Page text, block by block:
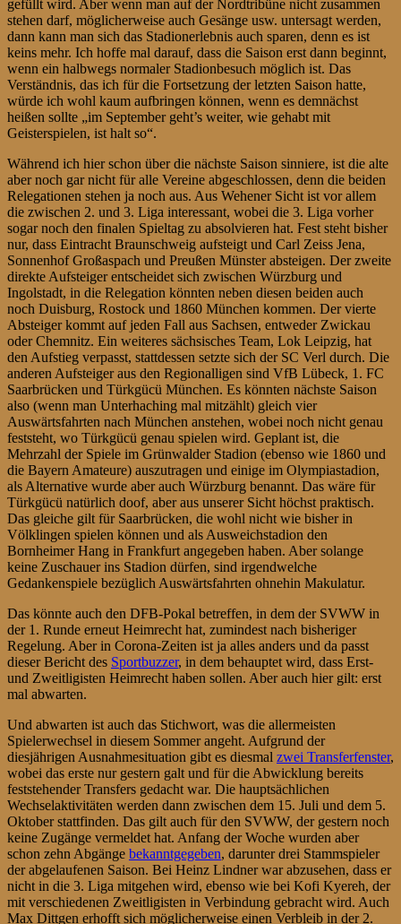
gefüllt wird. Aber wenn man auf der Nordtribüne nicht zusammen
stehen darf, möglicherweise auch Gesänge usw. untersagt werden,
dann kann man sich das Stadionerlebnis auch sparen, denn es ist
keins mehr. Ich hoffe mal darauf, dass die Saison erst dann beginnt,
wenn ein halbwegs normaler Stadionbesuch möglich ist. Das
Verständnis, das ich für die Fortsetzung der letzten Saison hatte,
würde ich wohl kaum aufbringen können, wenn es demnächst
heißen sollte „im September geht’s weiter, wie gehabt mit
Geisterspielen, ist halt so“.
Während ich hier schon über die nächste Saison sinniere, ist die alte
aber noch gar nicht für alle Vereine abgeschlossen, denn die beiden
Relegationen stehen ja noch aus. Aus Wehener Sicht ist vor allem
die zwischen 2. und 3. Liga interessant, wobei die 3. Liga vorher
sogar noch den finalen Spieltag zu absolvieren hat. Fest steht bisher
nur, dass Eintracht Braunschweig aufsteigt und Carl Zeiss Jena,
Sonnenhof Großaspach und Preußen Münster absteigen. Der zweite
direkte Aufsteiger entscheidet sich zwischen Würzburg und
Ingolstadt, in die Relegation könnten neben diesen beiden auch
noch Duisburg, Rostock und 1860 München kommen. Der vierte
Absteiger kommt auf jeden Fall aus Sachsen, entweder Zwickau
oder Chemnitz. Ein weiteres sächsisches Team, Lok Leipzig, hat
den Aufstieg verpasst, stattdessen setzte sich der SC Verl durch. Die
anderen Aufsteiger aus den Regionalligen sind VfB Lübeck, 1. FC
Saarbrücken und Türkgücü München. Es könnten nächste Saison
also (wenn man Unterhaching mal mitzählt) gleich vier
Auswärtsfahrten nach München anstehen, wobei noch nicht genau
feststeht, wo Türkgücü genau spielen wird. Geplant ist, die
Mehrzahl der Spiele im Grünwalder Stadion (ebenso wie 1860 und
die Bayern Amateure) auszutragen und einige im Olympiastadion,
als Alternative wurde aber auch Würzburg benannt. Das wäre für
Türkgücü natürlich doof, aber aus unserer Sicht höchst praktisch.
Das gleiche gilt für Saarbrücken, die wohl nicht wie bisher in
Völklingen spielen können und als Ausweichstadion den
Bornheimer Hang in Frankfurt angegeben haben. Aber solange
keine Zuschauer ins Stadion dürfen, sind irgendwelche
Gedankenspiele bezüglich Auswärtsfahrten ohnehin Makulatur.
Das könnte auch den DFB-Pokal betreffen, in dem der SVWW in
der 1. Runde erneut Heimrecht hat, zumindest nach bisheriger
Regelung. Aber in Corona-Zeiten ist ja alles anders und da passt
dieser Bericht des Sportbuzzer, in dem behauptet wird, dass Erst-
und Zweitligisten Heimrecht haben sollen. Aber auch hier gilt: erst
mal abwarten.
Und abwarten ist auch das Stichwort, was die allermeisten
Spielerwechsel in diesem Sommer angeht. Aufgrund der
diesjährigen Ausnahmesituation gibt es diesmal zwei Transferfenster,
wobei das erste nur gestern galt und für die Abwicklung bereits
feststehender Transfers gedacht war. Die hauptsächlichen
Wechselaktivitäten werden dann zwischen dem 15. Juli und dem 5.
Oktober stattfinden. Das gilt auch für den SVWW, der gestern noch
keine Zugänge vermeldet hat. Anfang der Woche wurden aber
schon zehn Abgänge bekanntgegeben, darunter drei Stammspieler
der abgelaufenen Saison. Bei Heinz Lindner war abzusehen, dass er
nicht in die 3. Liga mitgehen wird, ebenso wie bei Kofi Kyereh, der
mit verschiedenen Zweitligisten in Verbindung gebracht wird. Auch
Max Dittgen erhofft sich möglicherweise einen Verbleib in der 2.